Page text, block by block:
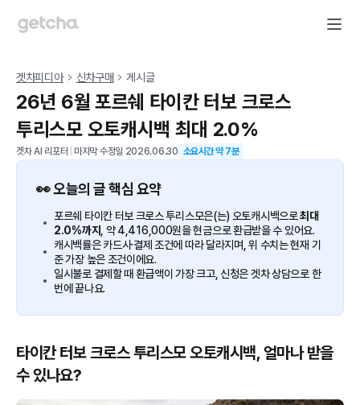
겟차피디아 신차구매 게시글
26년 6월 포르쉐 타이칸 터보 크로스
투리스모 오토캐시백 최대 2.0%
겟차 AI 리포터 마지막 수정일 2026.06.30 소요시간 약7분
👀 오늘의 글 핵심 요약
포르쉐 타이칸 터보 크로스 투리스모은(는) 오토캐시백으로최대
2.0%까지 , 약 4,416,000원을 현금으로 환급받을 수 있어요.
캐시백률은 카드사·결제 조건에 따라 달라지며, 위 수치는 현재 기
준 가장 높은 조건이에요.
일시불로 결제할 때 환급액이 가장 크고, 신청은 겟차 상담으로 한
번에 끝나요.
타이칸 터보 크로스 투리스모 오토캐시백, 얼마나 받을
수 있나요?